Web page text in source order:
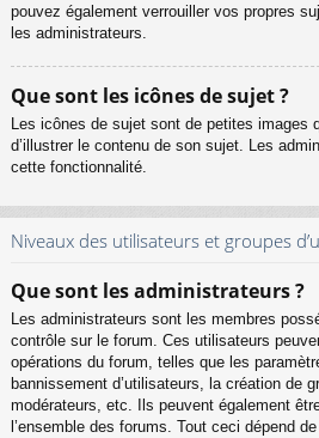
pouvez également verrouiller vos propres
les administrateurs.
Que sont les icônes de sujet ?
Les icônes de sujet sont de petites images
d’illustrer le contenu de son sujet. Les
cette fonctionnalité.
Niveaux des utilisateurs et groupes
Que sont les administrateurs ?
Les administrateurs sont les membres
contrôle sur le forum. Ces utilisateurs
opérations du forum, telles que les
bannissement d’utilisateurs, la création de
modérateurs, etc. Ils peuvent également
l’ensemble des forums. Tout ceci dépend